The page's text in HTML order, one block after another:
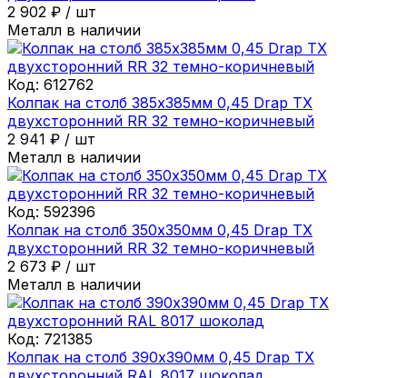
2 902 ₽ / шт
Металл в наличии
Код: 612762
Колпак на столб 385х385мм 0,45 Drap ТХ
двухсторонний RR 32 темно-коричневый
2 941 ₽ / шт
Металл в наличии
Код: 592396
Колпак на столб 350х350мм 0,45 Drap ТХ
двухсторонний RR 32 темно-коричневый
2 673 ₽ / шт
Металл в наличии
Код: 721385
Колпак на столб 390х390мм 0,45 Drap ТХ